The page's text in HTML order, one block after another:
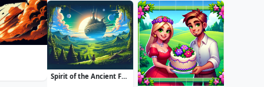
Spirit of the Ancient Forest